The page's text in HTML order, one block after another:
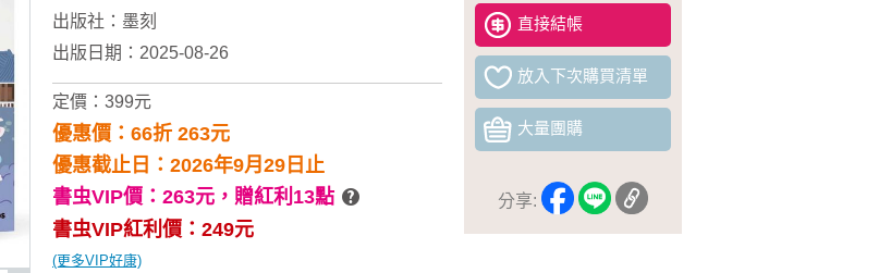
直接結帳
放入下次購買清單
大量團購
分享:
出版社： 墨刻
出版日期：2025-08-26
定價：399元
優惠價：66折 263元
優惠截止日：2026年9月29日止
書虫VIP價：263元， 贈紅利13點
書虫VIP紅利價：249元
(更多VIP好康)